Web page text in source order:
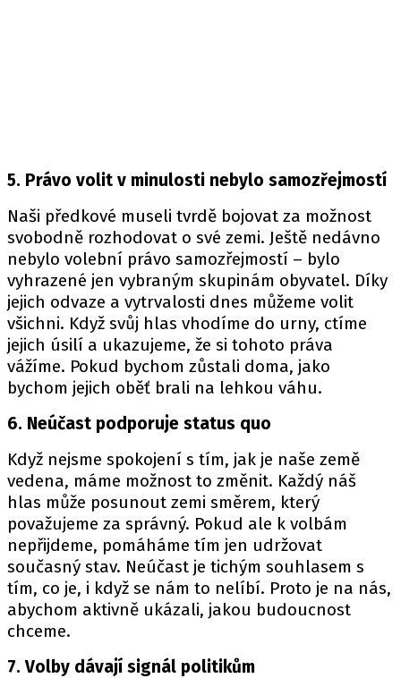
5. Právo volit v minulosti nebylo samozřejmostí
Naši předkové museli tvrdě bojovat za možnost
svobodně rozhodovat o své zemi. Ještě nedávno
nebylo volební právo samozřejmostí – bylo
vyhrazené jen vybraným skupinám obyvatel. Díky
jejich odvaze a vytrvalosti dnes můžeme volit
všichni. Když svůj hlas vhodíme do urny, ctíme
jejich úsilí a ukazujeme, že si tohoto práva
vážíme. Pokud bychom zůstali doma, jako
bychom jejich oběť brali na lehkou váhu.
6. Neúčast podporuje status quo
Když nejsme spokojení s tím, jak je naše země
vedena, máme možnost to změnit. Každý náš
hlas může posunout zemi směrem, který
považujeme za správný. Pokud ale k volbám
nepřijdeme, pomáháme tím jen udržovat
současný stav. Neúčast je tichým souhlasem s
tím, co je, i když se nám to nelíbí. Proto je na nás,
abychom aktivně ukázali, jakou budoucnost
chceme.
7. Volby dávají signál politikům